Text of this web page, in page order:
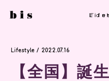
Lifestyle / 2022.07.16
【全国】誕